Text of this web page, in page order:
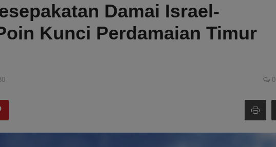
Damai Israel-
Kunci Perdamaian Timur
0